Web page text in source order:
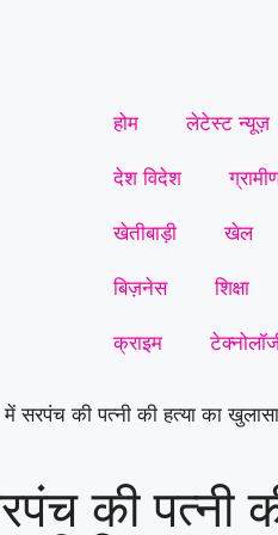
होम लेटेस्ट न्यूज़
देश विदेश
खेतीबाड़ी खेल
बिज़नेस शिक्षा
क्राइम
सरपंच की पत्नी की हत्या का
की पत्नी